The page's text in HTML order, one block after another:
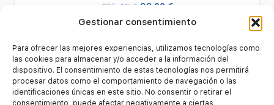
Gestionar consentimiento
Para ofrecer las mejores experiencias, utilizamos tecnologías como
las cookies para almacenar y/o acceder a la información del
dispositivo. El consentimiento de estas tecnologías nos permitirá
procesar datos como el comportamiento de navegación o las
identificaciones únicas en este sitio. No consentir o retirar el
consentimiento, puede afectar negativamente a ciertas
135,40 € 99,00 €